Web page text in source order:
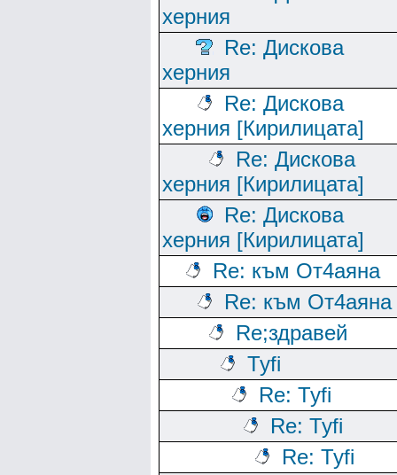
херния
Re: Дискова
херния
Re: Дискова
херния [Кирилицата]
Re: Дискова
херния [Кирилицата]
Re: Дискова
херния [Кирилицата]
Re: към От4аяна
Re: към От4аяна
Rе;здравей
Tyfi
Re: Tyfi
Re: Tyfi
Re: Tyfi